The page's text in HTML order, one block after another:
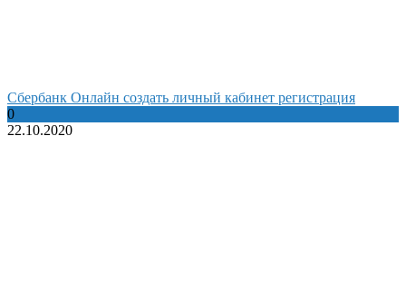
Сбербанк Онлайн создать личный кабинет регистрация
0
22.10.2020